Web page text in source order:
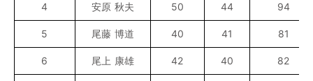
4 安原 秋夫 50 44 94
5 尾藤 博道 40 41 81
6 尾上 康雄 42 40 82